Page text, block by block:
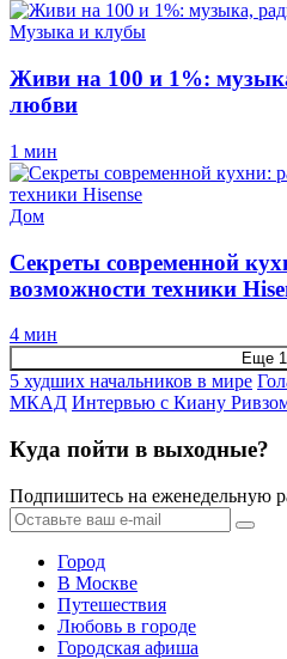
Музыка и клубы
Живи на 100 и 1%:
любви
1 мин
Дом
Секреты современной
возможности техники
4 мин
Еще
5 худших начальников в мире
МКАД Интервью с Киану
Куда пойти в выходные?
Подпишитесь на еженедельную
Город
В Москве
Путешествия
Любовь в городе
Городская афиша